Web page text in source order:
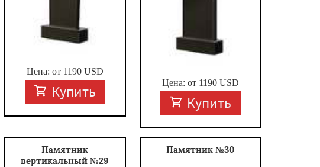
Цена: от 1190USD
Купить Цена: от 1190 USD
Купить
Памятник
вертикальный №29
Памятник №30